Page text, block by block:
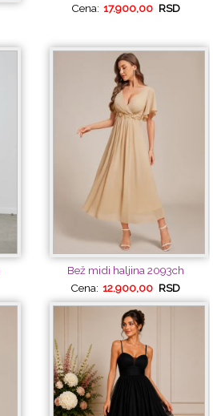
Cena: 17.900,00 RSD
Bež midi haljina 2093ch
Cena: 12.900,00 RSD